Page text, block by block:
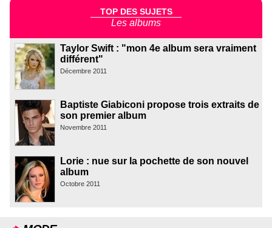
TOP DES SUJETS
Les albums
Taylor Swift : "mon 4e album sera vraiment
différent"
Décembre 2011
Baptiste Giabiconi propose trois extraits de
son premier album
Novembre 2011
Lorie : nue sur la pochette de son nouvel
album
Octobre 2011